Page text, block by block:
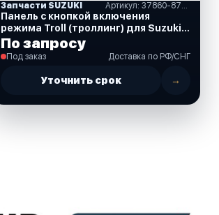
Запчасти SUZUKI Артикул: 37860-87L00-000
Панель с кнопкой включения
режима Troll (троллинг) для Suzuki
DF40-350 л.с. (37860-87L00-000)
По запросу
Под заказ Доставка по РФ/СНГ
Уточнить срок →